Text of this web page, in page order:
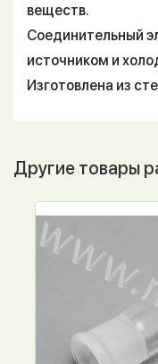
веществ.
Соединительный
источником и
Изготовлена из
Другие товары